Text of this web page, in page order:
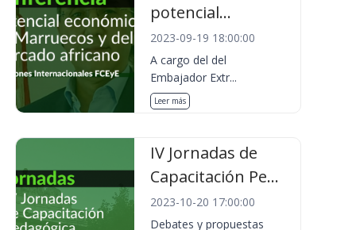
potencial...
2023-09-19 18:00:00
A cargo del del
Embajador Extr...
Leer más
IV Jornadas de
Capacitación Pe...
2023-10-20 17:00:00
Debates y propuestas